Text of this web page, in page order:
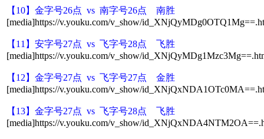
【10】金字号26点 vs 南字号26点 南胜
[media]https://v.youku.com/v_show/
【11】安字号27点 vs 飞字号28点 飞胜
[media]https://v.youku.com/v_show/
【12】金字号27点 vs 飞字号27点 金胜
[media]https://v.youku.com/v_show/
【13】金字号27点 vs 飞字号28点 飞胜
[media]https://v.youku.com/v_show/